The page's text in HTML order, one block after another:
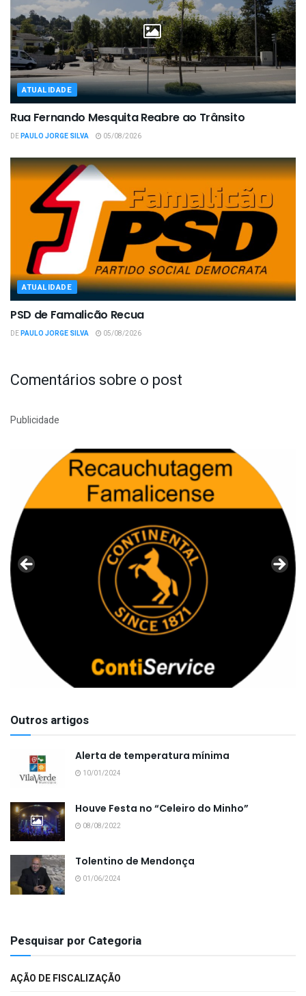
ATUALIDADE
Rua Fernando Mesquita Reabre ao Trânsito
DEPAULO JORGE SILVA 05/08/2026
ATUALIDADE
PSD de Famalicão Recua
DEPAULO JORGE SILVA 05/08/2026
Comentários sobre o post
Publicidade
Outros artigos
Alerta de temperatura mínima
10/01/2024
Houve Festa no “Celeiro do Minho”
08/08/2022
Tolentino de Mendonça
01/06/2024
Pesquisar por Categoria
AÇÃO DE FISCALIZAÇÃO